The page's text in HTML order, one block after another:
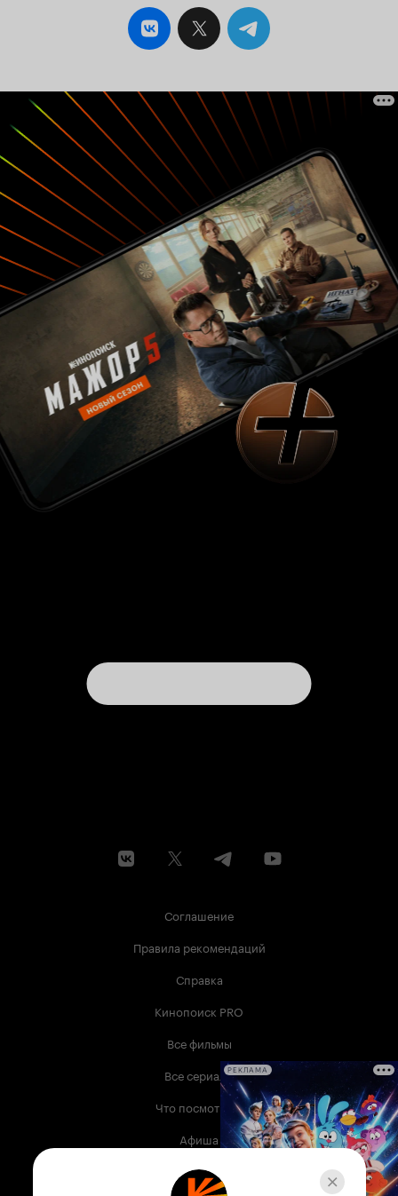
Соглашение
Правила рекомендаций
Справка
Кинопоиск PRO
Все фильмы
Все сериалы
Что посмотреть
Афиша
Музыка
РЕКЛАМА